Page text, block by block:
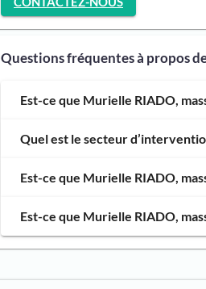
Questions fréquentes à propos
Est-ce que Murielle RIADO,
Quel est le secteur
Est-ce que Murielle RIADO,
Est-ce que Murielle RIADO,